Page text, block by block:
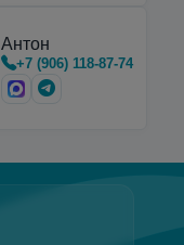
Антон
+7 (906) 118-87-74